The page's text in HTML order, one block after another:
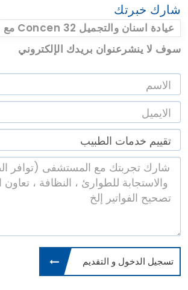
شارك خبرتك
مع Concen 32 عيادة اسنان والتجميل
سوف لا ينشرعنوان بريدك الإلكتروني
تسجيل الدخول و التقديم